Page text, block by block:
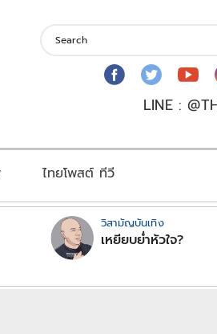
LINE :
ไทยโพสต์ ทีวี
วิสามัญบันเทิง
เหยียบย่ำหัวใจ?